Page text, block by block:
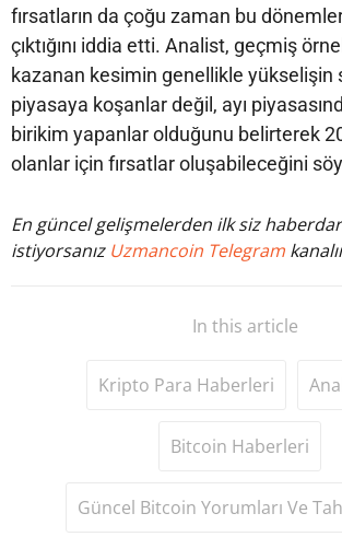
fırsatların da çoğu zaman bu
çıktığını iddia etti. Analist, geçmiş
kazanan kesimin genellikle yükselişin
piyasaya koşanlar değil, ayı
birikim yapanlar olduğunu belirterek
olanlar için fırsatlar oluşabileceğini
En güncel gelişmelerden ilk siz
istiyorsanız Uzmancoin Telegram
In this article
Kripto Para Haberleri
Bitcoin Haberleri
Güncel Bitcoin Yorumları Ve